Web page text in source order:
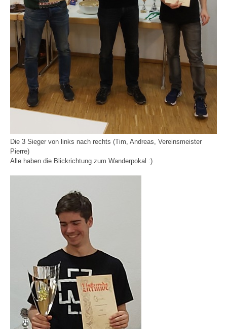
Die 3 Sieger von links nach rechts (Tim, Andreas, Vereinsmeister
Pierre)
Alle haben die Blickrichtung zum Wanderpokal :)